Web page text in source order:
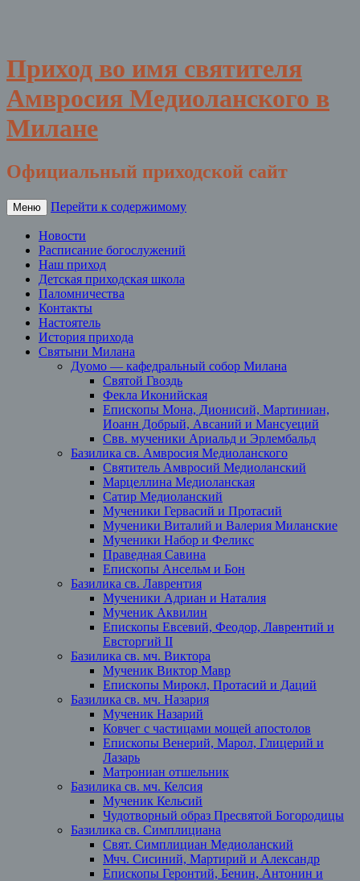
Приход во имя святителя
Амвросия Медиоланского в
Милане
Официальный приходской сайт
Меню Перейти к содержимому
Новости
Расписание богослужений
Наш приход
Детская приходская школа
Паломничества
Контакты
Настоятель
История прихода
Святыни Милана
Дуомо — кафедральный собор Милана
Святой Гвоздь
Фекла Иконийская
Епископы Мона, Дионисий, Мартиниан,
Иоанн Добрый, Авсаний и Мансуеций
Свв. мученики Ариальд и Эрлембальд
Базилика св. Амвросия Медиоланского
Святитель Амвросий Медиоланский
Марцеллина Медиоланская
Сатир Медиоланский
Мученики Гервасий и Протасий
Мученики Виталий и Валерия Миланские
Мученики Набор и Феликс
Праведная Савина
Епископы Ансельм и Бон
Базилика св. Лаврентия
Мученики Адриан и Наталия
Мученик Аквилин
Епископы Евсевий, Феодор, Лаврентий и
Евсторгий II
Базилика св. мч. Виктора
Мученик Виктор Мавр
Епископы Мирокл, Протасий и Даций
Базилика св. мч. Назария
Мученик Назарий
Ковчег с частицами мощей апостолов
Епископы Венерий, Марол, Глицерий и
Лазарь
Матрониан отшельник
Базилика св. мч. Келсия
Мученик Кельсий
Чудотворный образ Пресвятой Богородицы
Базилика св. Симплициана
Свят. Симплициан Медиоланский
Мчч. Сисиний, Мартирий и Александр
Епископы Геронтий, Бенин, Антонин и